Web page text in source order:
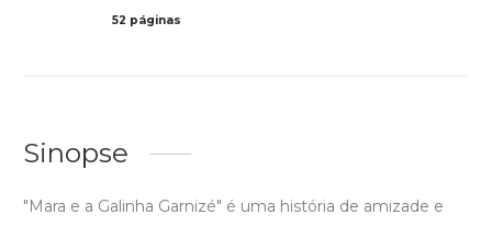
52 páginas
Sinopse
"Mara e a Galinha Garnizé" é uma história de amizade e